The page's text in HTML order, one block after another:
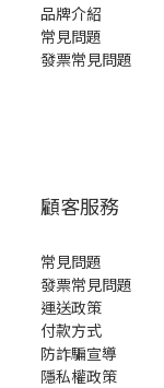
品牌介紹
常見問題
發票常見問題
顧客服務
常見問題
發票常見問題
運送政策
付款方式
防詐騙宣導
隱私權政策